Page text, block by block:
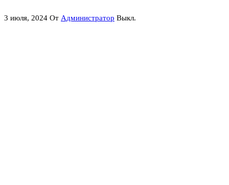
3 июля, 2024 От Администратор Выкл.